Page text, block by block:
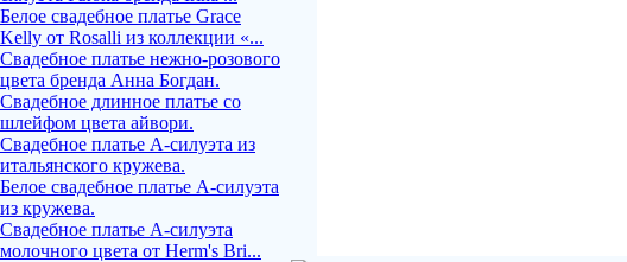
Белое свадебное платье Grace
Kelly от Rosalli из коллекции «...
Свадебное платье нежно-розового
цвета бренда Анна Богдан.
Свадебное длинное платье со
шлейфом цвета айвори.
Свадебное платье А-силуэта из
итальянского кружева.
Белое свадебное платье А-силуэта
из кружева.
Свадебное платье А-силуэта
молочного цвета от Herm's Bri...